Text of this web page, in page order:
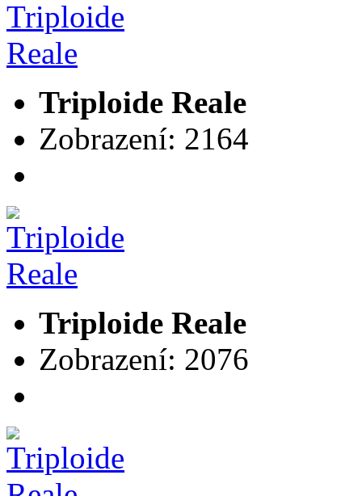
Triploide Reale
Zobrazení: 2164
Triploide Reale
Zobrazení: 2076